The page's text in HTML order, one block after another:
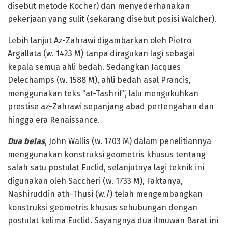
disebut metode Kocher) dan menyederhanakan
pekerjaan yang sulit (sekarang disebut posisi Walcher).
Lebih lanjut Az-Zahrawi digambarkan oleh Pietro
Argallata (w. 1423 M) tanpa diragukan lagi sebagai
kepala semua ahli bedah. Sedangkan Jacques
Delechamps (w. 1588 M), ahli bedah asal Prancis,
menggunakan teks “at-Tashrif”, lalu mengukuhkan
prestise az-Zahrawi sepanjang abad pertengahan dan
hingga era Renaissance.
Dua belas, John Wallis (w. 1703 M) dalam penelitiannya
menggunakan konstruksi geometris khusus tentang
salah satu postulat Euclid, selanjutnya lagi teknik ini
digunakan oleh Saccheri (w. 1733 M), Faktanya,
Nashiruddin ath-Thusi (w./) telah mengembangkan
konstruksi geometris khusus sehubungan dengan
postulat kelima Euclid. Sayangnya dua ilmuwan Barat ini